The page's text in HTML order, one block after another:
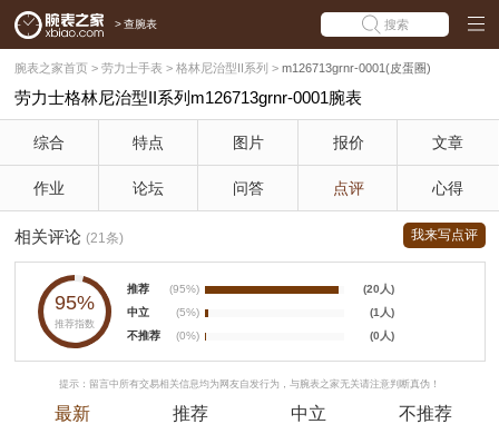
> 查腕表 搜索
腕表之家首页 > 劳力士手表 > 格林尼治型II系列 > m126713grnr-0001(皮蛋圈)
劳力士格林尼治型II系列m126713grnr-0001腕表
综合 特点 图片 报价 文章
作业 论坛 问答 点评 心得
相关评论 (21条) 我来写点评
95%
推荐指数
推荐 (95%)
(20人)
中立
(5%)
(1人)
不推荐
(0%) (0人)
提示：留言中所有交易相关信息均为网友自发行为，与腕表之家无关请注意判断真伪！
最新 推荐 中立 不推荐